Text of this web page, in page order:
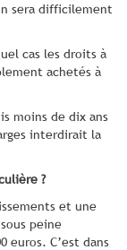
sera difficilement
cas les droits à
achetés à
moins de dix ans
interdirait la
?
et une
peine
euros. C’est dans